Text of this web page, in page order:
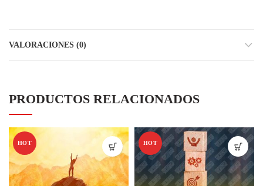
VALORACIONES (0)
PRODUCTOS RELACIONADOS
HOT HOT